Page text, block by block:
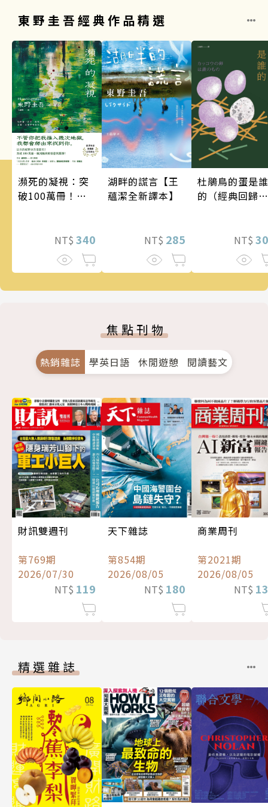
東野圭吾經典作品精選
瀕死的凝視：突
破100萬冊！這
的情慾與驚悚！
NT$ 340
湖畔的謊言【王
蘊潔全新譯本】
NT$ 285
杜鵑鳥的蛋是誰
的（經典回歸
NT$
焦點刊物
熱銷雜誌 學英日語 休閒遊憩 閱讀藝文
財訊雙週刊
第769期
2026/07/30
NT$ 119
天下雜誌
第854期
2026/08/05
NT$ 180
商業周刊
第2021期
2026/08/05
NT$
精選雜誌